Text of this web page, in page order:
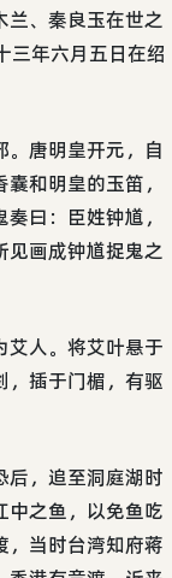
兰、秦良玉在世之
三年六月五日在绍
唐明皇开元，自
和明皇的玉笛，
曰：臣姓钟馗，
见画成钟馗捉鬼之
艾人。将艾叶悬于
，插于门楣，有驱
后，追至洞庭湖时
中之鱼，以免鱼吃
，当时台湾知府蒋